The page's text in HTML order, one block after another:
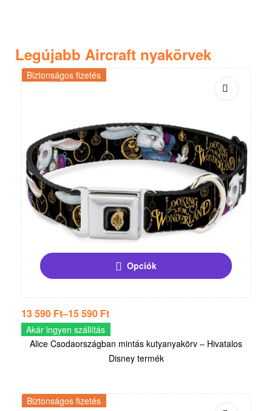
Legújabb Aircraft nyakörvek
Biztonságos fizetés
Opciók
13 590 Ft–15 590 Ft
Akár ingyen szállítás
Alice Csodaországban mintás kutyanyakörv – Hivatalos
Disney termék
Biztonságos fizetés